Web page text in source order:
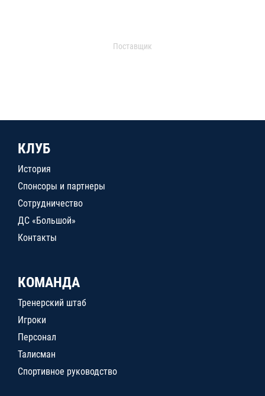
Поставщик
КЛУБ
История
Спонсоры и партнеры
Сотрудничество
ДС «Большой»
Контакты
КОМАНДА
Тренерский штаб
Игроки
Персонал
Талисман
Спортивное руководство